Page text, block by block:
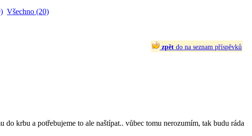
Všechno (20)
zpět do na seznam příspěvků
krbu a potřebujeme to ale naštípat.. vůbec tomu nerozumím, tak budu ráda